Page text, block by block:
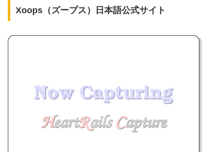
Xoops（ズープス）日本語公式サイト